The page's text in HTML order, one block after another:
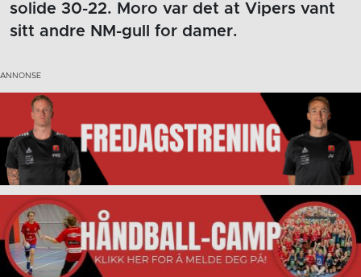
solide 30-22. Moro var det at Vipers vant
sitt andre NM-gull for damer.